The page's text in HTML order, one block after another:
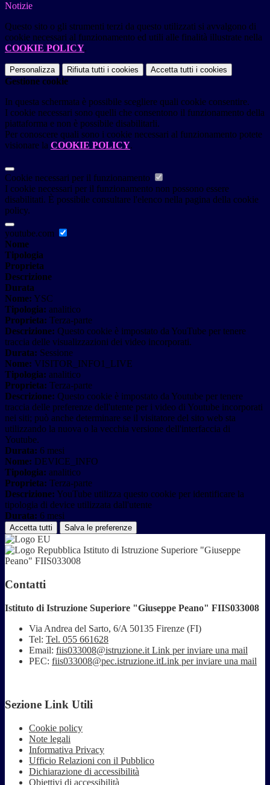
Notizie
Questo sito o gli strumenti terzi da questo utilizzati si avvalgono di
cookie necessari al funzionamento ed utili alle finalità illustrate nella
COOKIE POLICY.
Personalizza Rifiuta tutti i cookies Accetta tutti i cookies
Gestione cookie
In questa schermata è possibile scegliere quali cookie consentire.
I cookie necessari sono quelli che consentono il funzionamento della
piattaforma e non è possibile disabilitarli.
Per conoscere quali sono i cookie necessari al funzionamento potete
visionare la COOKIE POLICY.
Cookie necessari per il funzionamento
I cookie necessari per il funzionamento non possono essere
disabilitati. È possibile consultare l'elenco nella pagina della cookie
policy.
youtube.com
Nome
Tipologia
Proprieta
Descrizione
Durata
Nome: YSC
Tipologia: analitico
Proprieta: Terza-parte
Descrizione: Questo cookie è impostato da YouTube per tenere
traccia delle visualizzazioni dei video incorporati.
Durata: Sessione
Nome: VISITOR_INFO1_LIVE
Tipologia: analitico
Proprieta: Terza-parte
Descrizione: Questo cookie è impostato da Youtube per tenere
traccia delle preferenze dell'utente per i video di Youtube incorporati
nei siti; può anche determinare se il visitatore del sito web sta
utilizzando la nuova o la vecchia versione dell'interfaccia di
Youtube.
Durata: 6 mesi
Nome: DEVICE_INFO
Tipologia: analitico
Proprieta: Terza-parte
Descrizione: YouTube utilizza questo cookie per identificare la
tipologia di device utilizzata dall'utente
Durata: 6 mesi
Accetta tutti Salva le preferenze
Istituto di Istruzione Superiore "Giuseppe
Peano" FIIS033008
Contatti
Istituto di Istruzione Superiore "Giuseppe Peano" FIIS033008
Via Andrea del Sarto, 6/A 50135 Firenze (FI)
Tel: Tel. 055 661628
Email: fiis033008@istruzione.it Link per inviare una mail
PEC: fiis033008@pec.istruzione.itLink per inviare una mail
Sezione Link Utili
Cookie policy
Note legali
Informativa Privacy
Ufficio Relazioni con il Pubblico
Dichiarazione di accessibilità
Obiettivi di accessibilità